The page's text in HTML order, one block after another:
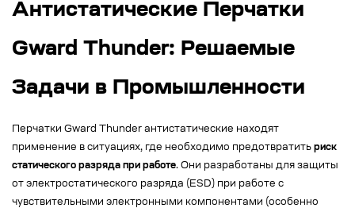
Антистатические Перчатки
Gward Thunder: Решаемые
Задачи в Промышленности
Перчатки Gward Thunder антистатические находят
применение в ситуациях, где необходимо предотвратить риск
статического разряда при работе. Они разработаны для защиты
от электростатического разряда (ESD) при работе с
чувствительными электронными компонентами (особенно